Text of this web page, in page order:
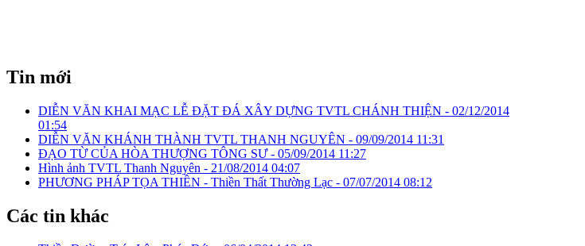
Tin mới
DIỄN VĂN KHAI MẠC LỄ ĐẶT ĐÁ XÂY DỰNG TVTL CHÁNH THIỆN - 02/12/2014
01:54
DIỄN VĂN KHÁNH THÀNH TVTL THANH NGUYÊN - 09/09/2014 11:31
ĐẠO TỪ CỦA HÒA THƯỢNG TÔNG SƯ - 05/09/2014 11:27
Hình ảnh TVTL Thanh Nguyên - 21/08/2014 04:07
PHƯƠNG PHÁP TỌA THIỀN - Thiền Thất Thường Lạc - 07/07/2014 08:12
Các tin khác